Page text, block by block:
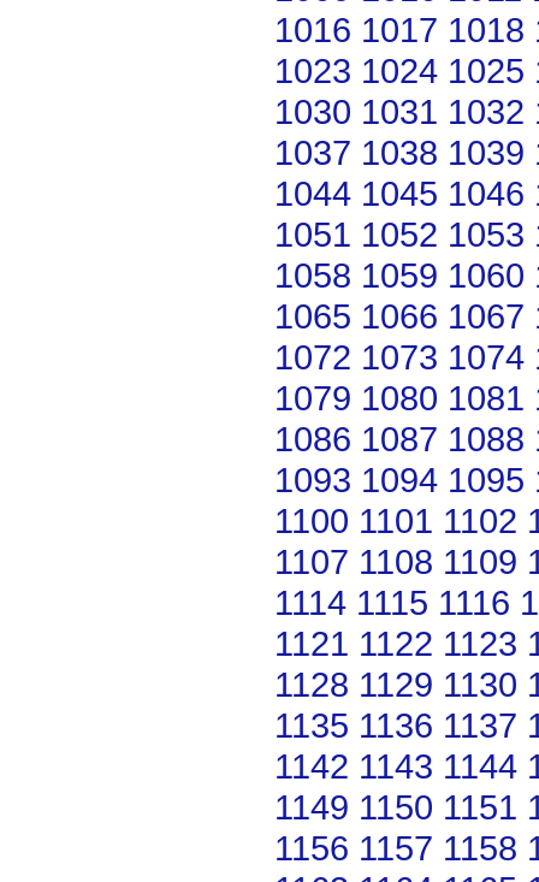
1016 1017 1018
1023 1024 1025
1030 1031 1032
1037 1038 1039
1044 1045 1046
1051 1052 1053
1058 1059 1060
1065 1066 1067
1072 1073 1074
1079 1080 1081
1086 1087 1088
1093 1094 1095
1100 1101 1102
1107 1108 1109
1114 1115 1116
1121 1122 1123
1128 1129 1130
1135 1136 1137
1142 1143 1144
1149 1150 1151
1156 1157 1158